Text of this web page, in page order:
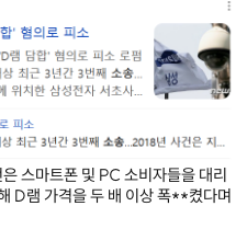
스마트폰 및 PC 소비자들을 대리
D램 가격을 두 배 이상 폭**켰다며